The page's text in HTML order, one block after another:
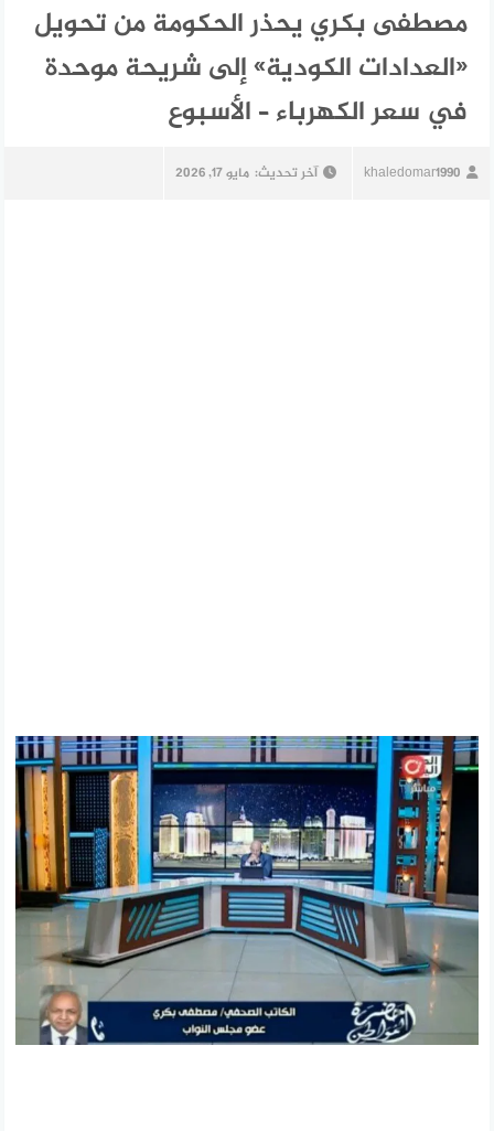
مصطفى بكري يحذر الحكومة من تحويل
«العدادات الكودية» إلى شريحة موحدة
في سعر الكهرباء – الأسبوع
khaledomar1990 آخر تحديث: مايو 17, 2026